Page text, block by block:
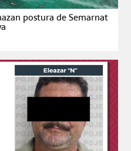
postura de Semarnat